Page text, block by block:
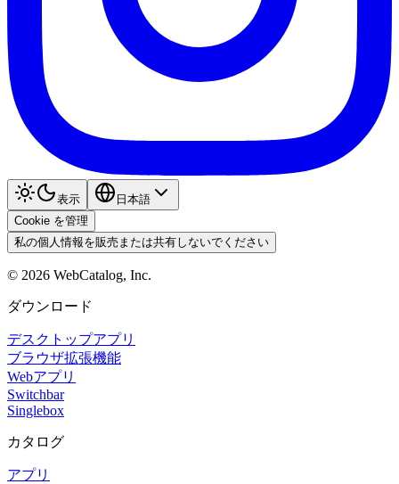
表示
日本語
Cookie を管理
私の個人情報を販売または共有しないでください
© 2026 WebCatalog, Inc.
ダウンロード
デスクトップアプリ
ブラウザ拡張機能
Webアプリ
Switchbar
Singlebox
カタログ
アプリ